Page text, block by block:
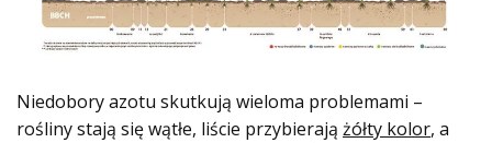
Niedobory azotu skutkują wieloma problemami –
rośliny stają się wątłe, liście przybierają żółty kolor, a